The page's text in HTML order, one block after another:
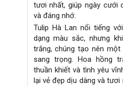
tươi nhất, giúp ngày cưới
và đáng nhớ.
Tulip Hà Lan nổi tiếng
dạng màu sắc, nhưng
trắng, chúng tạo nên
sang trọng. Hoa hồng
thuần khiết và tình yêu
lại vẻ đẹp dịu dàng và tươi